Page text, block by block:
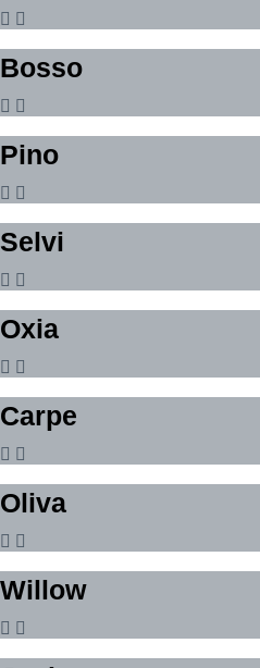
Bosso
Pino
Selvi
Oxia
Carpe
Oliva
Willow